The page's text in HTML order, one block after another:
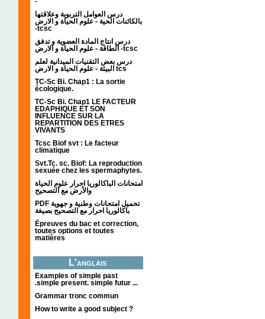
درس العوامل التربوية وعلاقتها
بالكائنات الحية - علوم الحياة و الارض
-tcsc
درس انتاج المادة العضوية و تدفق
الطاقة - علوم الحياة و الارض -tcsc
درس بعض التقنيات الميدانية لعلم
البيئة - علوم الحياة و الارض tcs
TC-Sc Bi. Chap1 : La sortie
écologique.
TC-Sc Bi. Chap1 LE FACTEUR
EDAPHIQUE ET SON
INFLUENCE SUR LA
REPARTITION DES ETRES
VIVANTS
Tcsc Biof svt : Le facteur
climatique
Svt.Tc. sc. Biof: La reproduction
sexuée chez les spermaphytes.
امتحانات الباكالوريا احرار علوم الحياة
والأرض مع التصحيح
PDF تحميل امتحانات وطنية و جهوية
باكالوريا احرار مع التصحيح بصيغة
Épreuves du bac et correction,
toutes options et toutes
matières
L'anglais
Examples of simple past
.simple present. simple futur ...
Grammar tronc commun
How to write a good subject ?